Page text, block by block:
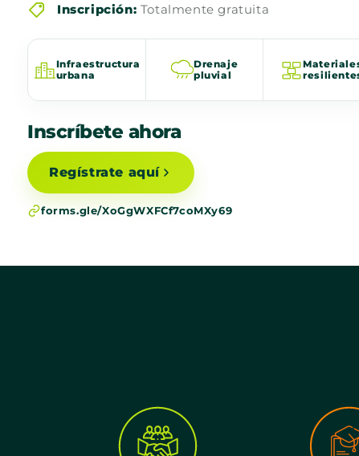
Inscripción: Totalmente gratuita
Infraestructura
urbana
Drenaje
pluvial
Inscríbete ahora
Regístrate aquí
forms.gle/XoGgWXFCf7coMXy69